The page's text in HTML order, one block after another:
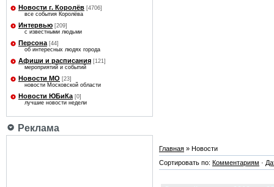
Новости г. Королёв [4706]
все события Королёва
Интервью [209]
с известными людьми
Персона [44]
об интересных людях города
Афиши и расписания [121]
мероприятий и событий
Новости МО [23]
новости Московской области
Новости ЮБиКа [0]
лучшие новости недели
Реклама
Главная » Новости
Сортировать по: Комментариям ·